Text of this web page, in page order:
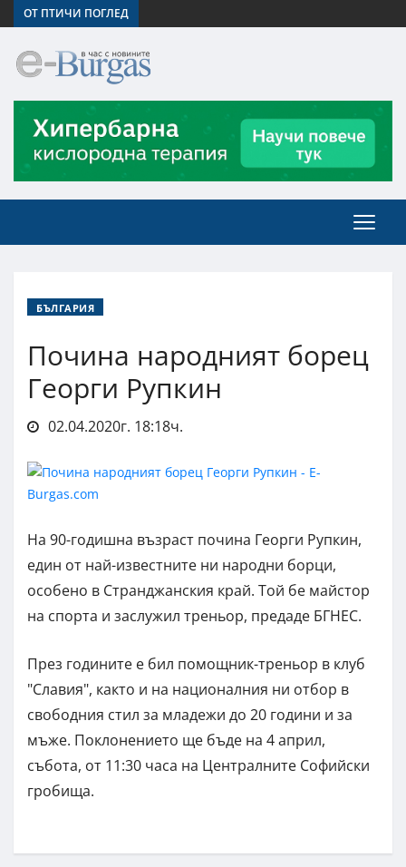
ОТ ПТИЧИ ПОГЛЕД
БЪЛГАРИЯ
Почина народният борец
Георги Рупкин
02.04.2020г. 18:18ч.
На 90-годишна възраст почина Георги Рупкин,
един от най-известните ни народни борци,
особено в Странджанския край. Той бе майстор
на спорта и заслужил треньор, предаде БГНЕС.
През годините е бил помощник-треньор в клуб
"Славия", както и на националния ни отбор в
свободния стил за младежи до 20 години и за
мъже. Поклонението ще бъде на 4 април,
събота, от 11:30 часа на Централните Софийски
гробища.